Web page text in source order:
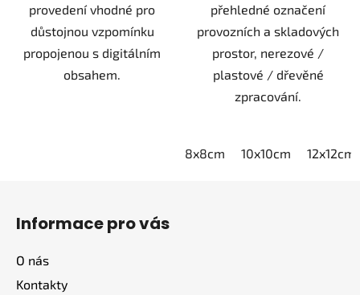
provedení vhodné pro
důstojnou vzpomínku
propojenou s digitálním
obsahem.
přehledné označení
provozních a skladových
prostor, nerezové /
plastové / dřevěné
zpracování.
8x8cm 10x10cm 12x12cm
Informace pro vás
O nás
Kontakty